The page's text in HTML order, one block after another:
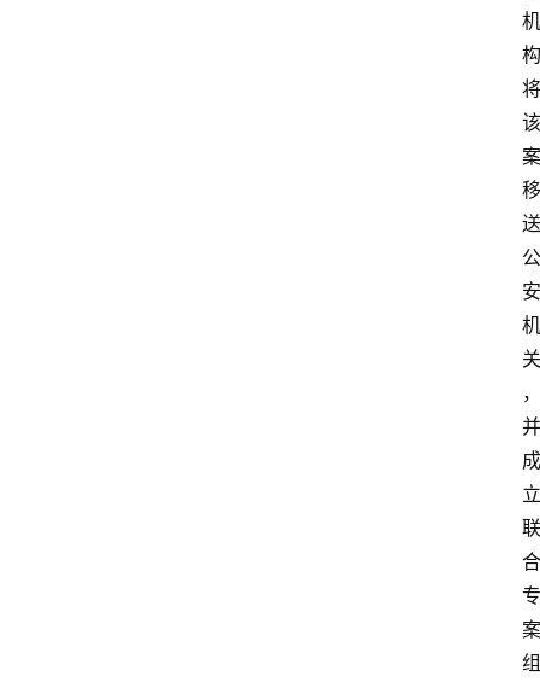
机
构
将
该
案
移
送
公
安
机
关
，
并
成
立
联
合
专
案
组